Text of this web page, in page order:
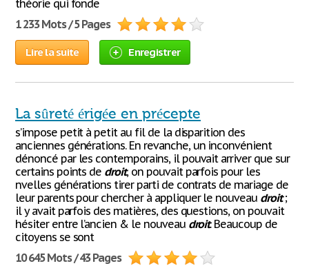
théorie qui fonde
1 233 Mots / 5 Pages
Lire la suite Enregistrer
La sûreté érigée en précepte
s’impose petit à petit au fil de la disparition des
anciennes générations. En revanche, un inconvénient
dénoncé par les contemporains, il pouvait arriver que sur
certains points de droit, on pouvait parfois pour les
nvelles générations tirer parti de contrats de mariage de
leur parents pour chercher à appliquer le nouveau droit;
il y avait parfois des matières, des questions, on pouvait
hésiter entre l’ancien & le nouveau droit. Beaucoup de
citoyens se sont
10 645 Mots / 43 Pages